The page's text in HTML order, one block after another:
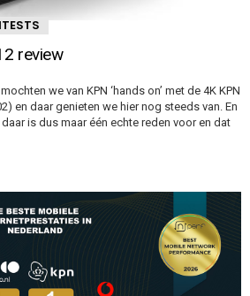
review
we van KPN ‘hands on’ met de 4K KPN
en daar genieten we hier nog steeds van. En
is dus maar één echte reden voor en dat